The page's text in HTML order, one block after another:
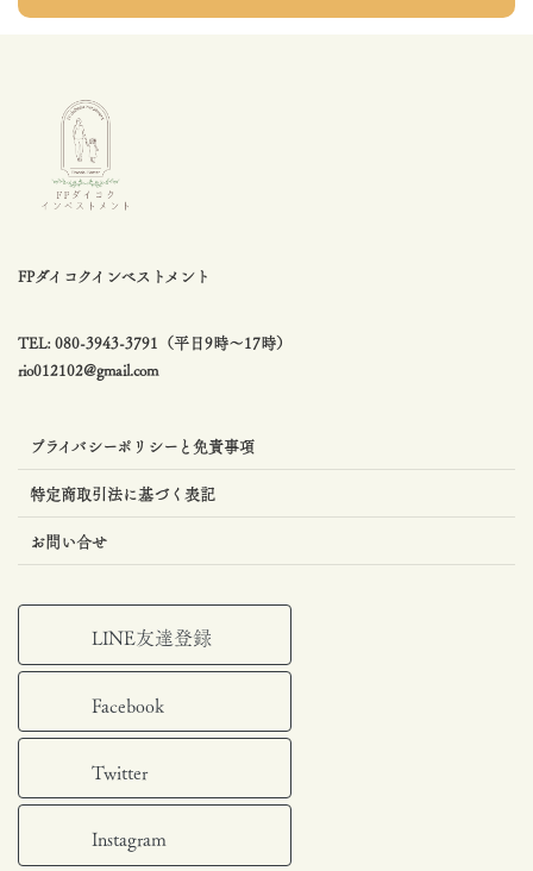
FPダイコクインベストメント
TEL: 080-3943-3791（平日9時〜17時）
rio012102@gmail.com
プライバシーポリシーと免責事項
特定商取引法に基づく表記
お問い合せ
LINE友達登録
Facebook
Twitter
Instagram